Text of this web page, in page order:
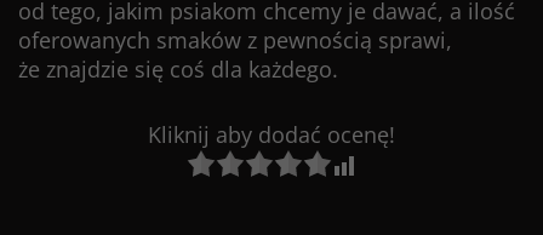
od tego, jakim psiakom chcemy je dawać, a ilość
oferowanych smaków z pewnością sprawi,
że znajdzie się coś dla każdego.
Kliknij aby dodać ocenę!